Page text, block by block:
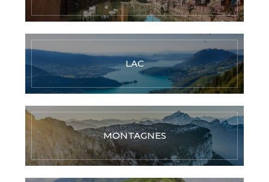
LAC
MONTAGNES